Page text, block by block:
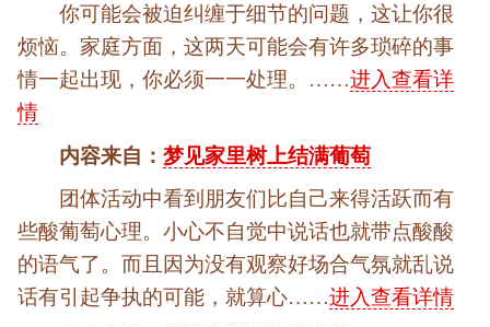
你可能会被迫纠缠于细节的问题，这让你很
烦恼。家庭方面，这两天可能会有许多琐碎的事
情一起出现，你必须一一处理。……进入查看详
情
内容来自：梦见家里树上结满葡萄
团体活动中看到朋友们比自己来得活跃而有
些酸葡萄心理。小心不自觉中说话也就带点酸酸
的语气了。而且因为没有观察好场合气氛就乱说
话有引起争执的可能，就算心……进入查看详情